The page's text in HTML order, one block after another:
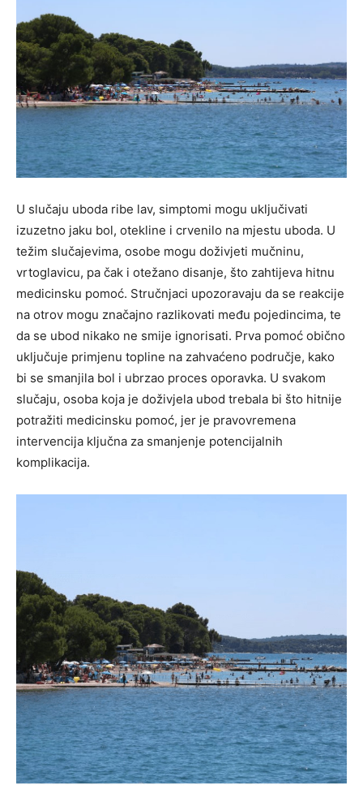
U slučaju uboda ribe lav, simptomi mogu uključivati
izuzetno jaku bol, otekline i crvenilo na mjestu uboda. U
težim slučajevima, osobe mogu doživjeti mučninu,
vrtoglavicu, pa čak i otežano disanje, što zahtijeva hitnu
medicinsku pomoć. Stručnjaci upozoravaju da se reakcije
na otrov mogu značajno razlikovati među pojedincima, te
da se ubod nikako ne smije ignorisati. Prva pomoć obično
uključuje primjenu topline na zahvaćeno područje, kako
bi se smanjila bol i ubrzao proces oporavka. U svakom
slučaju, osoba koja je doživjela ubod trebala bi što hitnije
potražiti medicinsku pomoć, jer je pravovremena
intervencija ključna za smanjenje potencijalnih
komplikacija.